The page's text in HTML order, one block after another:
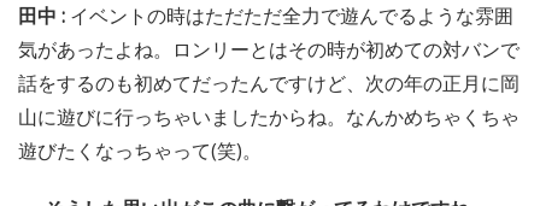
田中 : イベントの時はただただ全力で遊んでるような雰囲
気があったよね。ロンリーとはその時が初めての対バンで
話をするのも初めてだったんですけど、次の年の正月に岡
山に遊びに行っちゃいましたからね。なんかめちゃくちゃ
遊びたくなっちゃって(笑)。